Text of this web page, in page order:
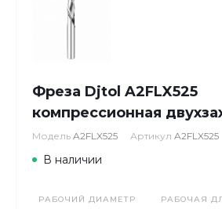
Фреза Djtol A2FLX525
компрессионная
Модель A2FLX525 Артикул A2FLX525
В наличии
РАБОЧИЙ ДИАМЕТР РАБОЧАЯ